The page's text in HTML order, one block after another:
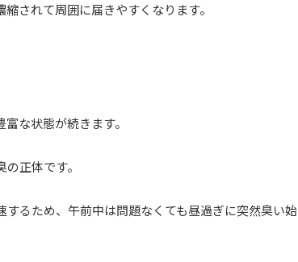
されて周囲に届きやすくなります。
な状態が続きます。
正体です。
るため、午前中は問題なくても昼過ぎに突然臭い始